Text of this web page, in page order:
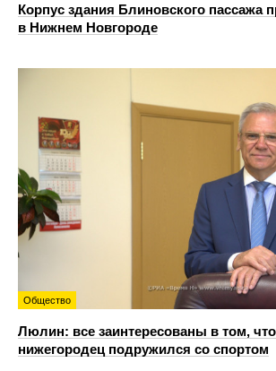
Корпус здания Блиновского пассажа
в Нижнем Новгороде
Общество
Люлин: все заинтересованы в том,
нижегородец подружился со спортом